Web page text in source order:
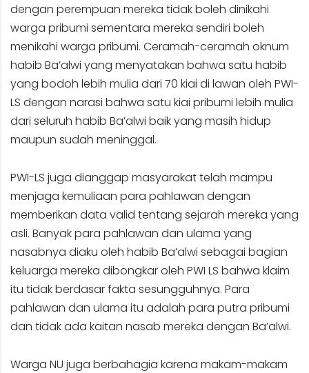
dengan perempuan mereka tidak boleh dinikahi
warga pribumi sementara mereka sendiri boleh
menikahi warga pribumi. Ceramah-ceramah oknum
habib Ba’alwi yang menyatakan bahwa satu habib
yang bodoh lebih mulia dari 70 kiai di lawan oleh PWI-
LS dengan narasi bahwa satu kiai pribumi lebih mulia
dari seluruh habib Ba’alwi baik yang masih hidup
maupun sudah meninggal.
PWI-LS juga dianggap masyarakat telah mampu
menjaga kemuliaan para pahlawan dengan
memberikan data valid tentang sejarah mereka yang
asli. Banyak para pahlawan dan ulama yang
nasabnya diaku oleh habib Ba’alwi sebagai bagian
keluarga mereka dibongkar oleh PWI LS bahwa klaim
itu tidak berdasar fakta sesungguhnya. Para
pahlawan dan ulama itu adalah para putra pribumi
dan tidak ada kaitan nasab mereka dengan Ba’alwi.
Warga NU juga berbahagia karena makam-makam